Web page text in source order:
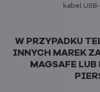
kabel
W PRZYPADKU
INNYCH MAREK
MAGSAFE